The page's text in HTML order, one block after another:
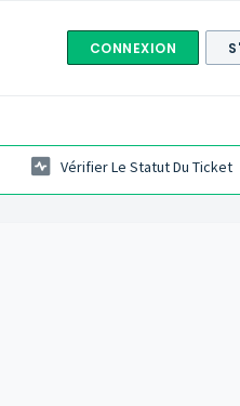
CONNEXION
Vérifier Le Statut Du Ticket